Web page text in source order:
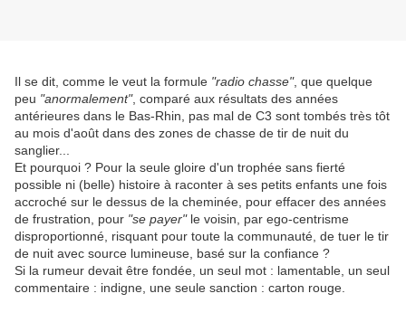
Il se dit, comme le veut la formule "radio chasse", que quelque
peu "anormalement", comparé aux résultats des années
antérieures dans le Bas-Rhin, pas mal de C3 sont tombés très tôt
au mois d'août dans des zones de chasse de tir de nuit du
sanglier...
Et pourquoi ? Pour la seule gloire d'un trophée sans fierté
possible ni (belle) histoire à raconter à ses petits enfants une fois
accroché sur le dessus de la cheminée, pour effacer des années
de frustration, pour "se payer"le voisin, par ego-centrisme
disproportionné, risquant pour toute la communauté, de tuer le tir
de nuit avec source lumineuse, basé sur la confiance ?
Si la rumeur devait être fondée, un seul mot : lamentable, un seul
commentaire : indigne, une seule sanction : carton rouge.